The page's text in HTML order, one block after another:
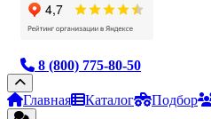
8 (800) 775-80-50
Главная Каталог Подбор